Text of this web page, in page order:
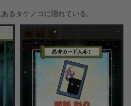
るタケノコに隠れている。